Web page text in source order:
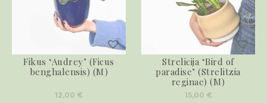
Fikus ‘Audrey’ (Ficus
benghalensis) (M)
12,00 €
Strelicija ‘Bird of
paradise’ (Strelitzia
reginae) (M)
15,00 €